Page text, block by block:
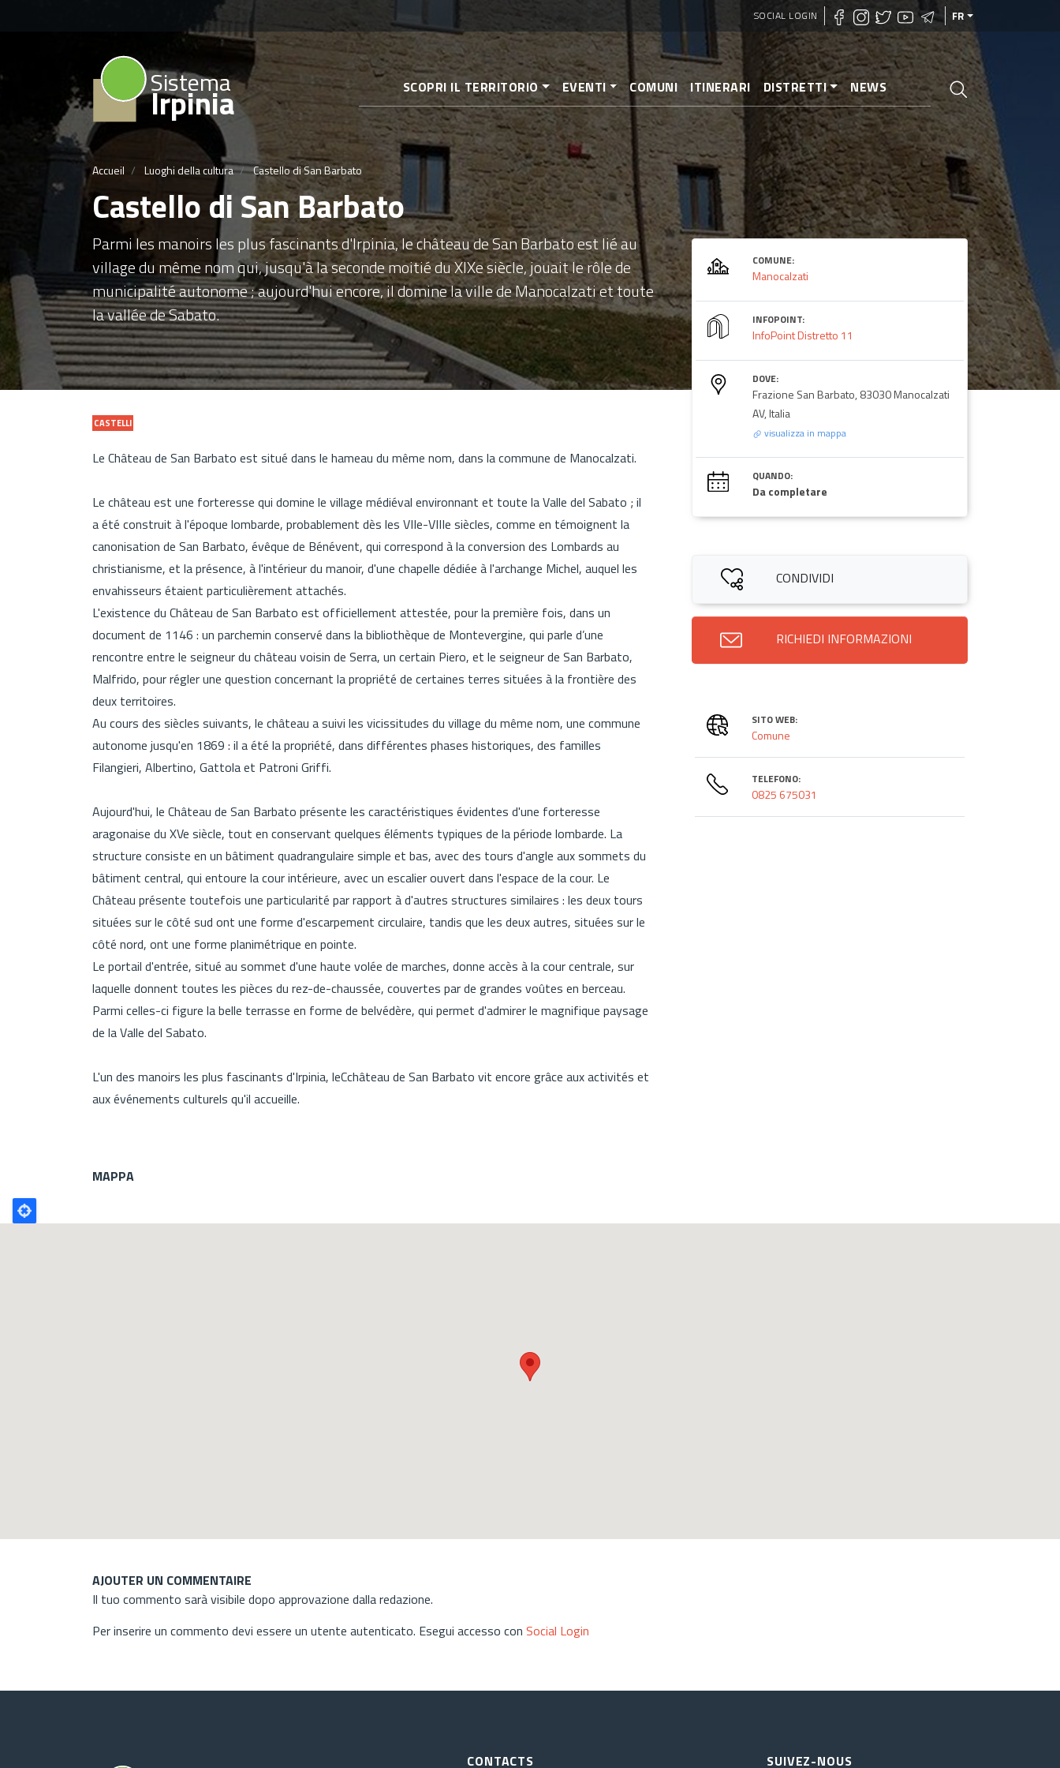
au
contenu
principal
SOCIAL LOGIN FR
Sistema
Irpinia SCOPRI IL TERRITORIO EVENTI COMUNI ITINERARI DISTRETTI NEWS
Accueil Luoghi della cultura Castello di San Barbato
Castello di San Barbato
Parmi les manoirs les plus fascinants d'Irpinia, le château de San Barbato est lié au
village du même nom qui, jusqu'à la seconde moitié du XIXe siècle, jouait le rôle de
municipalité autonome ; aujourd'hui encore, il domine la ville de Manocalzati et toute
la vallée de Sabato.
CASTELLI
Le Château de San Barbato est situé dans le hameau du même nom, dans la commune de Manocalzati.
Le château est une forteresse qui domine le village médiéval environnant et toute la Valle del Sabato ; il
a été construit à l'époque lombarde, probablement dès les VIIe-VIIIe siècles, comme en témoignent la
canonisation de San Barbato, évêque de Bénévent, qui correspond à la conversion des Lombards au
christianisme, et la présence, à l'intérieur du manoir, d'une chapelle dédiée à l'archange Michel, auquel les
envahisseurs étaient particulièrement attachés.
L'existence du Château de San Barbato est officiellement attestée, pour la première fois, dans un
document de 1146 : un parchemin conservé dans la bibliothèque de Montevergine, qui parle d’une
rencontre entre le seigneur du château voisin de Serra, un certain Piero, et le seigneur de San Barbato,
Malfrido, pour régler une question concernant la propriété de certaines terres situées à la frontière des
deux territoires.
Au cours des siècles suivants, le château a suivi les vicissitudes du village du même nom, une commune
autonome jusqu'en 1869 : il a été la propriété, dans différentes phases historiques, des familles
Filangieri, Albertino, Gattola et Patroni Griffi.
Aujourd'hui, le Château de San Barbato présente les caractéristiques évidentes d'une forteresse
aragonaise du XVe siècle, tout en conservant quelques éléments typiques de la période lombarde. La
structure consiste en un bâtiment quadrangulaire simple et bas, avec des tours d'angle aux sommets du
bâtiment central, qui entoure la cour intérieure, avec un escalier ouvert dans l'espace de la cour. Le
Château présente toutefois une particularité par rapport à d'autres structures similaires : les deux tours
situées sur le côté sud ont une forme d'escarpement circulaire, tandis que les deux autres, situées sur le
côté nord, ont une forme planimétrique en pointe.
Le portail d'entrée, situé au sommet d'une haute volée de marches, donne accès à la cour centrale, sur
laquelle donnent toutes les pièces du rez-de-chaussée, couvertes par de grandes voûtes en berceau.
Parmi celles-ci figure la belle terrasse en forme de belvédère, qui permet d'admirer le magnifique paysage
de la Valle del Sabato.
L'un des manoirs les plus fascinants d'Irpinia, leCchâteau de San Barbato vit encore grâce aux activités et
aux événements culturels qu'il accueille.
COMUNE:
Manocalzati
INFOPOINT:
InfoPoint Distretto 11
DOVE:
Frazione San Barbato, 83030 Manocalzati
AV, Italia
visualizza in mappa
QUANDO:
Da completare
CONDIVIDI
RICHIEDI INFORMAZIONI
SITO WEB:
Comune
TELEFONO:
0825 675031
MAPPA
Poligono
GEO
AJOUTER UN COMMENTAIRE
Il tuo commento sarà visibile dopo approvazione dalla redazione.
Per inserire un commento devi essere un utente autenticato. Esegui accesso con Social Login
CONTACTS SUIVEZ-NOUS